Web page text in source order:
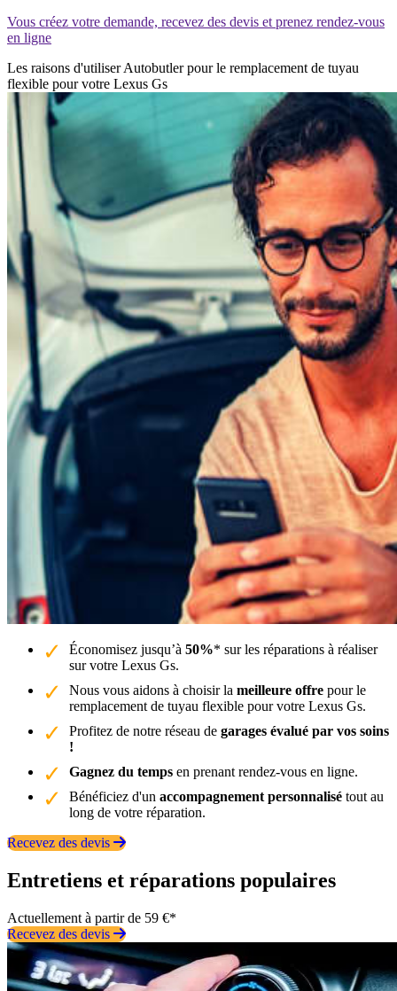
Vous créez votre demande, recevez des devis et prenez rendez-vous
en ligne
Les raisons d'utiliser Autobutler pour le remplacement de tuyau
flexible pour votre Lexus Gs
Économisez jusqu’à 50%* sur les réparations à réaliser
sur votre Lexus Gs.
Nous vous aidons à choisir la meilleure offre pour le
remplacement de tuyau flexible pour votre Lexus Gs.
Profitez de notre réseau de garages évalué par vos soins
!
Gagnez du temps en prenant rendez-vous en ligne.
Bénéficiez d'un accompagnement personnalisé tout au
long de votre réparation.
Recevez des devis
Entretiens et réparations populaires
Actuellement à partir de 59 €*
Recevez des devis